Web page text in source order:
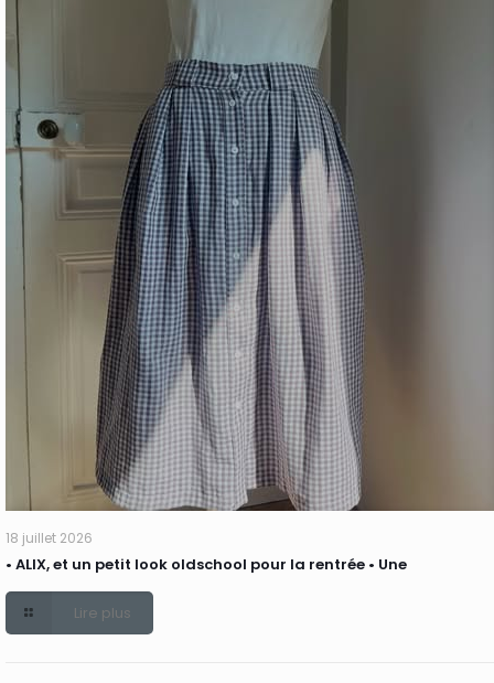
18 juillet 2026
• ALIX, et un petit look oldschool pour la rentrée • Une
Lire plus